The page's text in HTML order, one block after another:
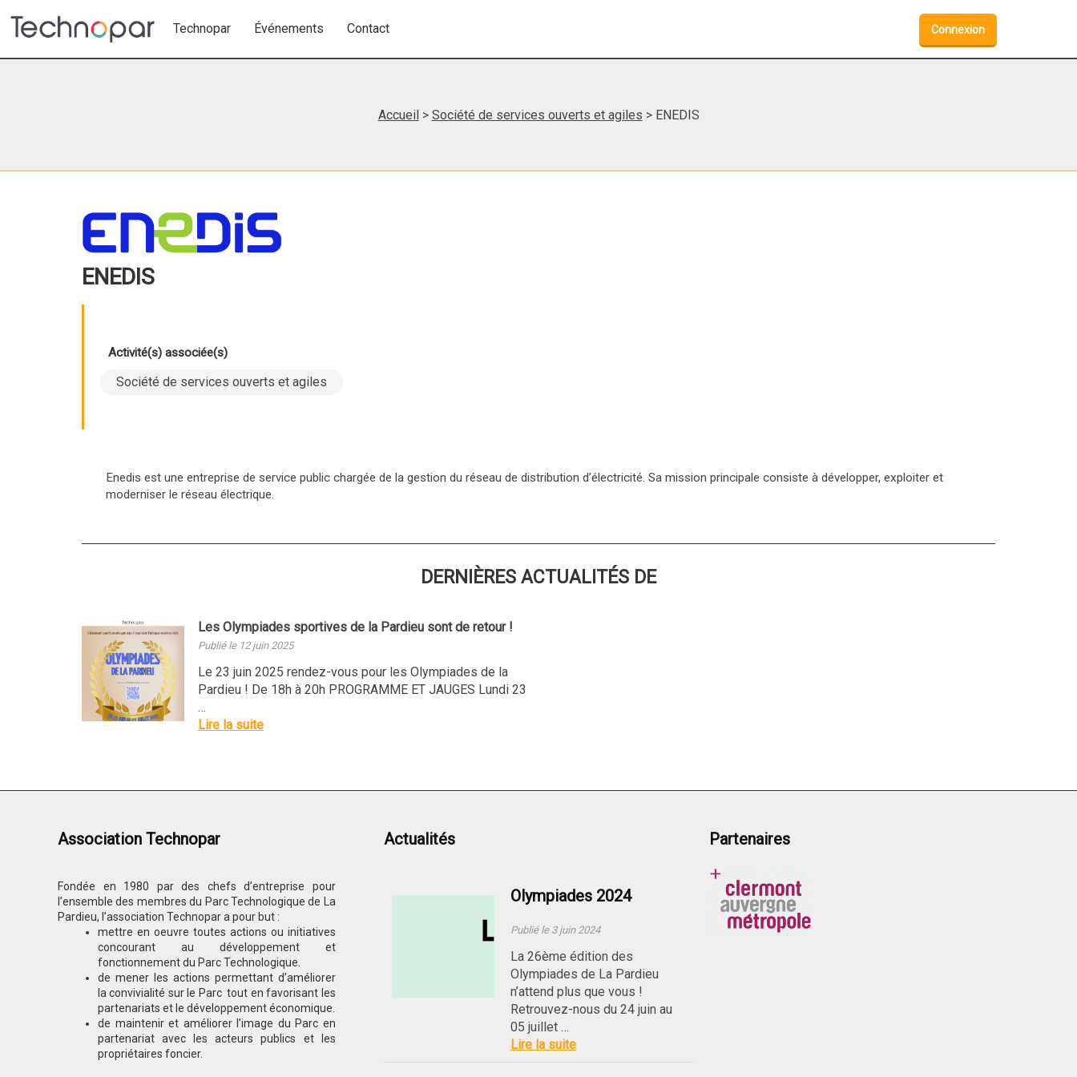
Technopar Événements Contact Connexion
Accueil> Société de services ouverts et agiles > ENEDIS
ENEDIS
Activité(s) associée(s)
Société de services ouverts et agiles
Enedis est une entreprise de service public chargée de la gestion du réseau de distribution d’électricité. Sa mission principale consiste à développer, exploiter et
moderniser le réseau électrique.
DERNIÈRES ACTUALITÉS DE
Les Olympiades sportives de la Pardieu sont de retour !
Publié le 12 juin 2025
Le 23 juin 2025 rendez-vous pour les Olympiades de la
Pardieu ! De 18h à 20h PROGRAMME ET JAUGES Lundi 23
…
Lire la suite
Association Technopar
Fondée en 1980 par des chefs d’entreprise pour
l’ensemble des membres du Parc Technologique de La
Pardieu, l’association Technopar a pour but :
mettre en oeuvre toutes actions ou initiatives
concourant au développement et
fonctionnement du Parc Technologique.
de mener les actions permettant d’améliorer
la convivialité sur le Parc tout en favorisant les
partenariats et le développement économique.
de maintenir et améliorer l’image du Parc en
partenariat avec les acteurs publics et les
propriétaires foncier.
Actualités
Olympiades 2024
Publié le 3 juin 2024
La 26ème édition des
Olympiades de La Pardieu
n’attend plus que vous !
Retrouvez-nous du 24 juin au
05 juillet …
Lire la suite
Partenaires